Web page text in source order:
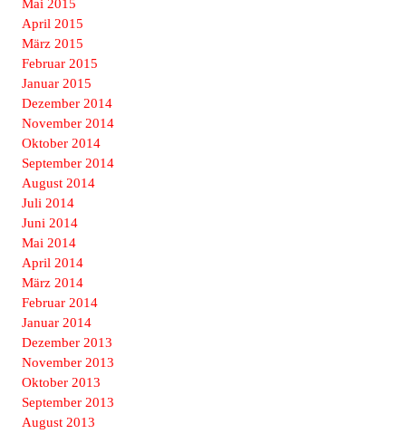
Mai 2015
April 2015
März 2015
Februar 2015
Januar 2015
Dezember 2014
November 2014
Oktober 2014
September 2014
August 2014
Juli 2014
Juni 2014
Mai 2014
April 2014
März 2014
Februar 2014
Januar 2014
Dezember 2013
November 2013
Oktober 2013
September 2013
August 2013